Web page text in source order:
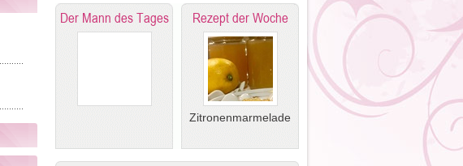
Der Mann des Tages Rezept der Woche
Zitronenmarmelade